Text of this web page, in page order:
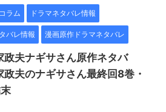
ラム ドラマネタバレ情報
バレ情報 漫画原作ドラマネタバレ
政夫ナギサさん原作ネタバ
政夫のナギサさん最終回8巻・